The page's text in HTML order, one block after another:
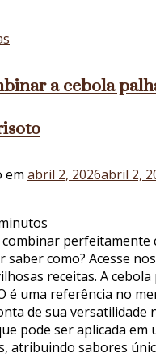
a cebola
em abril 2, 2026abril 2,
perfeitamente
saber como? Acesse
receitas. A cebola
é uma referência no
de sua versatilidade
pode ser aplicada em
atribuindo sabores